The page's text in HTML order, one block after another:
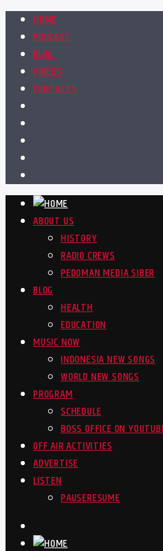
HOME
PODCAST
BLOG
VIDEOS
CONTACTS
ABOUT US
HISTORY
RADIO CREWS
PEDOMAN MEDIA SIBER
BLOG
HEALTH
EDUCATION
MUSIC NOW
INDONESIA NEW SONGS
WORLD NEW SONGS
PROGRAM
SCHEDULE
BOSS OFFICE ON
OFF AIR ACTIVITIES
ADVERTISE
LISTEN
PAUSERESUME